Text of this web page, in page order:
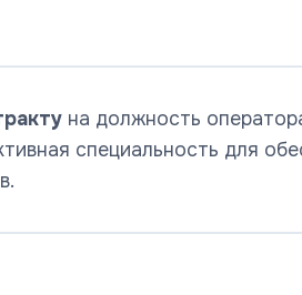
на должность
специальность для